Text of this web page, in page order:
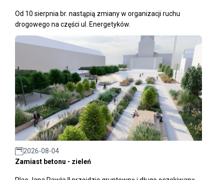
Od 10 sierpnia br. nastąpią zmiany w organizacji ruchu
drogowego na części ul. Energetyków.
2026-08-04
Zamiast betonu - zieleń